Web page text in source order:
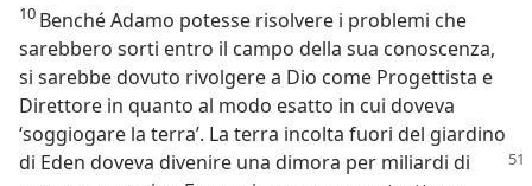
10 Benché Adamo potesse risolvere i problemi che
sarebbero sorti entro il campo della sua conoscenza,
si sarebbe dovuto rivolgere a Dio come Progettista e
Direttore in quanto al modo esatto in cui doveva
‘soggiogare la terra’. La terra incolta fuori del giardino
di Eden doveva divenire una dimora per miliardi di